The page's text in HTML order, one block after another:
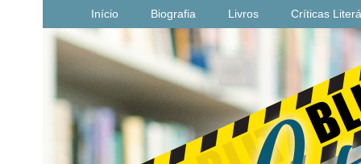
Início Biografia Livros Críticas